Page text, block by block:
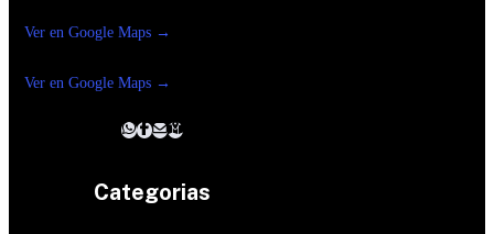
Ver en Google Maps →
Ver en Google Maps →
Categorias